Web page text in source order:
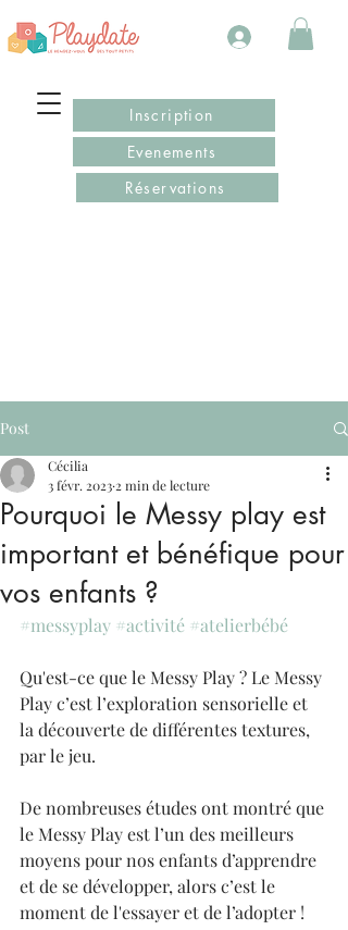
Inscription
Evenements
Réservations
Post
Pourquoi le Messy play est
important et bénéfique pour
vos enfants ?
Cécilia
3 févr. 2023 2 min de lecture
#messyplay #activité #atelierbébé
Qu'est-ce que le Messy Play ? Le Messy
Play c’est l’exploration sensorielle et
la découverte de différentes textures,
par le jeu.
De nombreuses études ont montré que
le Messy Play est l’un des meilleurs
moyens pour nos enfants d’apprendre
et de se développer, alors c’est le
moment de l'essayer et de l’adopter !